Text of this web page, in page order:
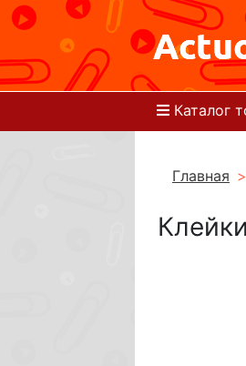
Каталог
Главная